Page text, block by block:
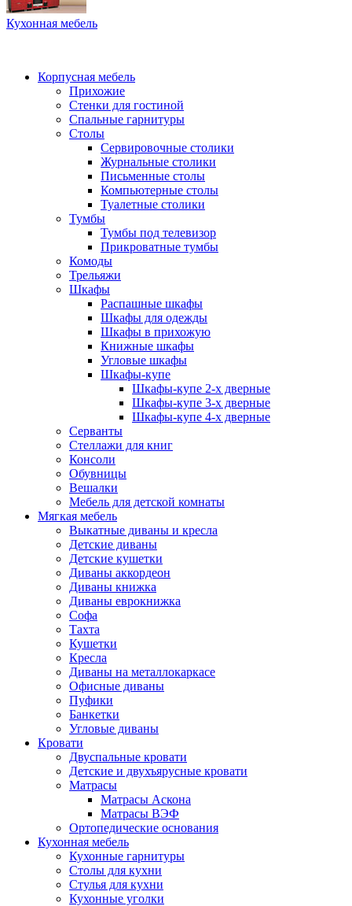
Кухонная мебель
Корпусная мебель
Прихожие
Стенки для гостиной
Спальные гарнитуры
Столы
Сервировочные столики
Журнальные столики
Письменные столы
Компьютерные столы
Туалетные столики
Тумбы
Тумбы под телевизор
Прикроватные тумбы
Комоды
Трельяжи
Шкафы
Распашные шкафы
Шкафы для одежды
Шкафы в прихожую
Книжные шкафы
Угловые шкафы
Шкафы-купе
Шкафы-купе 2-x дверные
Шкафы-купе 3-х дверные
Шкафы-купе 4-х дверные
Серванты
Стеллажи для книг
Консоли
Обувницы
Вешалки
Мебель для детской комнаты
Мягкая мебель
Выкатные диваны и кресла
Детские диваны
Детские кушетки
Диваны аккордеон
Диваны книжка
Диваны еврокнижка
Софа
Тахта
Кушетки
Кресла
Диваны на металлокаркасе
Офисные диваны
Пуфики
Банкетки
Угловые диваны
Кровати
Двуспальные кровати
Детские и двухъярусные кровати
Матрасы
Матрасы Аскона
Матрасы ВЭФ
Ортопедические основания
Кухонная мебель
Кухонные гарнитуры
Столы для кухни
Стулья для кухни
Кухонные уголки